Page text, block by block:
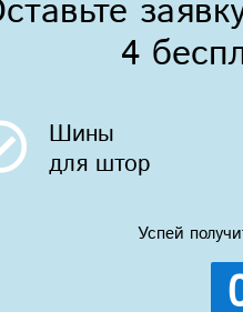
4
Шины
для штор
Успей